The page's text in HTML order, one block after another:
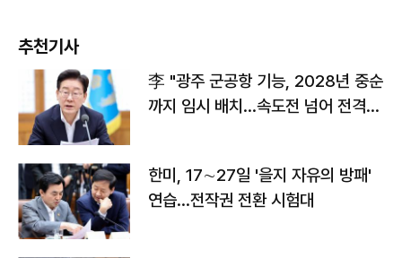
추천기사
李 "광주 군공항 기능, 2028년 중순
까지 임시 배치…속도전 넘어 전격
한미, 17∼27일 '을지 자유의 방패'
연습…전작권 전환 시험대